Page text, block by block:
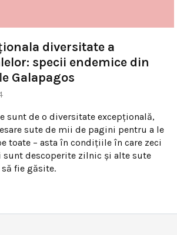
diversitate a
specii endemice din
Galapagos
sunt de o diversitate excepţională,
sute de mii de pagini pentru a le
toate – asta în condiţiile în care zeci
sunt descoperite zilnic şi alte sute
fie găsite.